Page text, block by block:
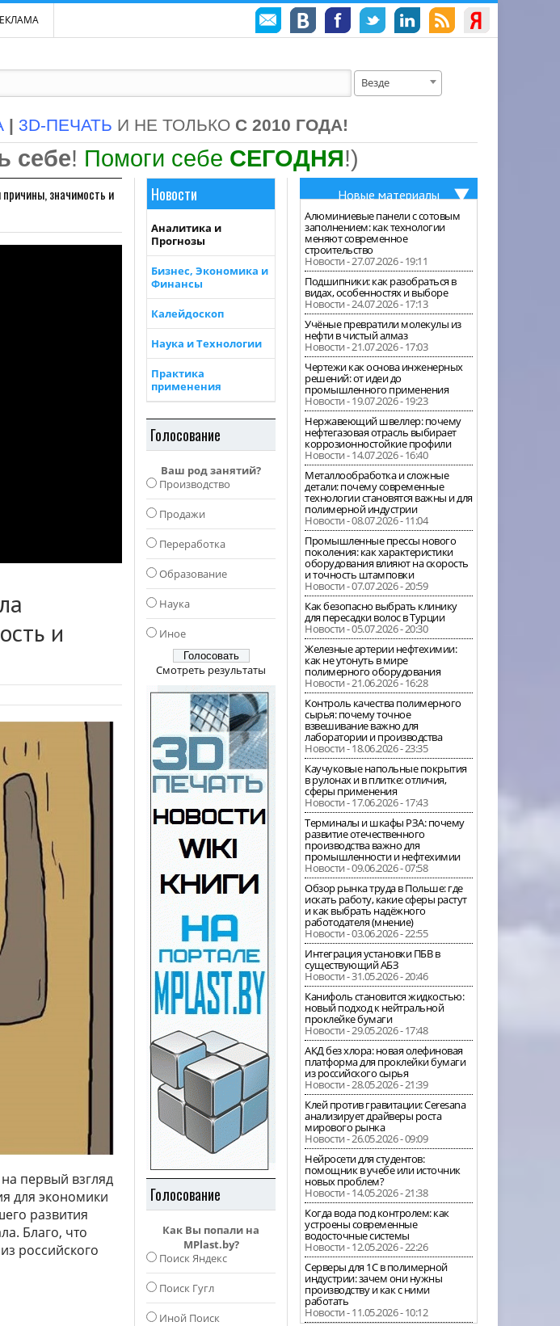
Везде
| 3D-ПЕЧАТЬ И НЕ ТОЛЬКО С 2010 ГОДА!
себе! Помоги себе СЕГОДНЯ!)
значимость и
и
первый взгляд
для экономики
развития
Благо, что
российского
Новости
Аналитика и
Прогнозы
Бизнес, Экономика и
Финансы
Калейдоскоп
Наука и Технологии
Практика
применения
Голосование
Ваш род занятий?
Производство
Продажи
Переработка
Образование
Наука
Иное
Смотреть результаты
Голосование
Как Вы попали на
MPlast.by?
Поиск Яндекс
Поиск Гугл
Иной Поиск
Новые материалы
Алюминиевые панели с сотовым
заполнением: как технологии
меняют современное
строительство
Новости - 27.07.2026 - 19:11
Подшипники: как разобраться в
видах, особенностях и выборе
Новости - 24.07.2026 - 17:13
Учёные превратили молекулы из
нефти в чистый алмаз
Новости - 21.07.2026 - 17:03
Чертежи как основа инженерных
решений: от идеи до
промышленного применения
Новости - 19.07.2026 - 19:23
Нержавеющий швеллер: почему
нефтегазовая отрасль выбирает
коррозионностойкие профили
Новости - 14.07.2026 - 16:40
Металлообработка и сложные
детали: почему современные
технологии становятся важны и для
полимерной индустрии
Новости - 08.07.2026 - 11:04
Промышленные прессы нового
поколения: как характеристики
оборудования влияют на скорость
и точность штамповки
Новости - 07.07.2026 - 20:59
Как безопасно выбрать клинику
для пересадки волос в Турции
Новости - 05.07.2026 - 20:30
Железные артерии нефтехимии:
как не утонуть в мире
полимерного оборудования
Новости - 21.06.2026 - 16:28
Контроль качества полимерного
сырья: почему точное
взвешивание важно для
лаборатории и производства
Новости - 18.06.2026 - 23:35
Каучуковые напольные покрытия
в рулонах и в плитке: отличия,
сферы применения
Новости - 17.06.2026 - 17:43
Терминалы и шкафы РЗА: почему
развитие отечественного
производства важно для
промышленности и нефтехимии
Новости - 09.06.2026 - 07:58
Обзор рынка труда в Польше: где
искать работу, какие сферы растут
и как выбрать надёжного
работодателя (мнение)
Новости - 03.06.2026 - 22:55
Интеграция установки ПБВ в
существующий АБЗ
Новости - 31.05.2026 - 20:46
Канифоль становится жидкостью:
новый подход к нейтральной
проклейке бумаги
Новости - 29.05.2026 - 17:48
АКД без хлора: новая олефиновая
платформа для проклейки бумаги
из российского сырья
Новости - 28.05.2026 - 21:39
Клей против гравитации: Ceresana
анализирует драйверы роста
мирового рынка
Новости - 26.05.2026 - 09:09
Нейросети для студентов:
помощник в учебе или источник
новых проблем?
Новости - 14.05.2026 - 21:38
Когда вода под контролем: как
устроены современные
водосточные системы
Новости - 12.05.2026 - 22:26
Серверы для 1С в полимерной
индустрии: зачем они нужны
производству и как с ними
работать
Новости - 11.05.2026 - 10:12